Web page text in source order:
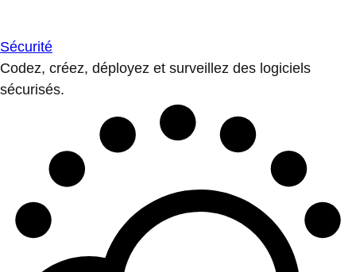
Sécurité
Codez, créez, déployez et surveillez des logiciels
sécurisés.